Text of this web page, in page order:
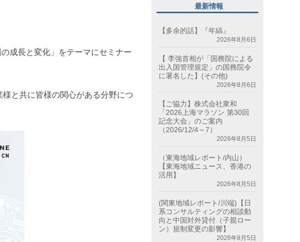
成長と変化」をテーマにセミナー
と共に皆様の関心がある分野につ
最新情報
【多余的話】『年縞』
2026年8月6日
【 李強首相が「国務院による
出入国管理規定」の国務院令
に署名した】(その他)
2026年8月6日
【ご協力】株式会社衆和
「2026上海マラソン 第30回
記念大会」のご案内
（2026/12/4～7）
2026年8月5日
（東海地域レポート/内山）
【東海地域ニュース、香港の
活用】
2026年8月5日
(関東地域レポート/川端)【日
系コンサルティングの相談動
向と中国対外貸付（子親ロー
ン）規制変更の影響】
2026年8月5日